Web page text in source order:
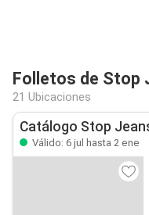
Folletos de Stop
21 Ubicaciones
Catálogo Stop
Válido: 6 jul hasta 2 ene